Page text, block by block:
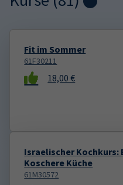
Fit im Sommer
61F30211
18,00 €
Israelischer Kochkurs:
Koschere Küche
61M30572